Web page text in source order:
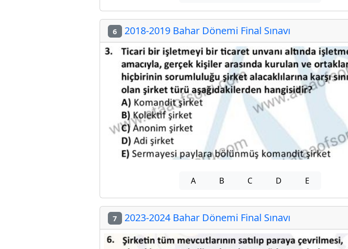
6 2018-2019 Bahar Dönemi Final Sınavı
A B C D E
7 2023-2024 Bahar Dönemi Final Sınavı